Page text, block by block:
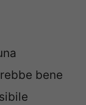
bene